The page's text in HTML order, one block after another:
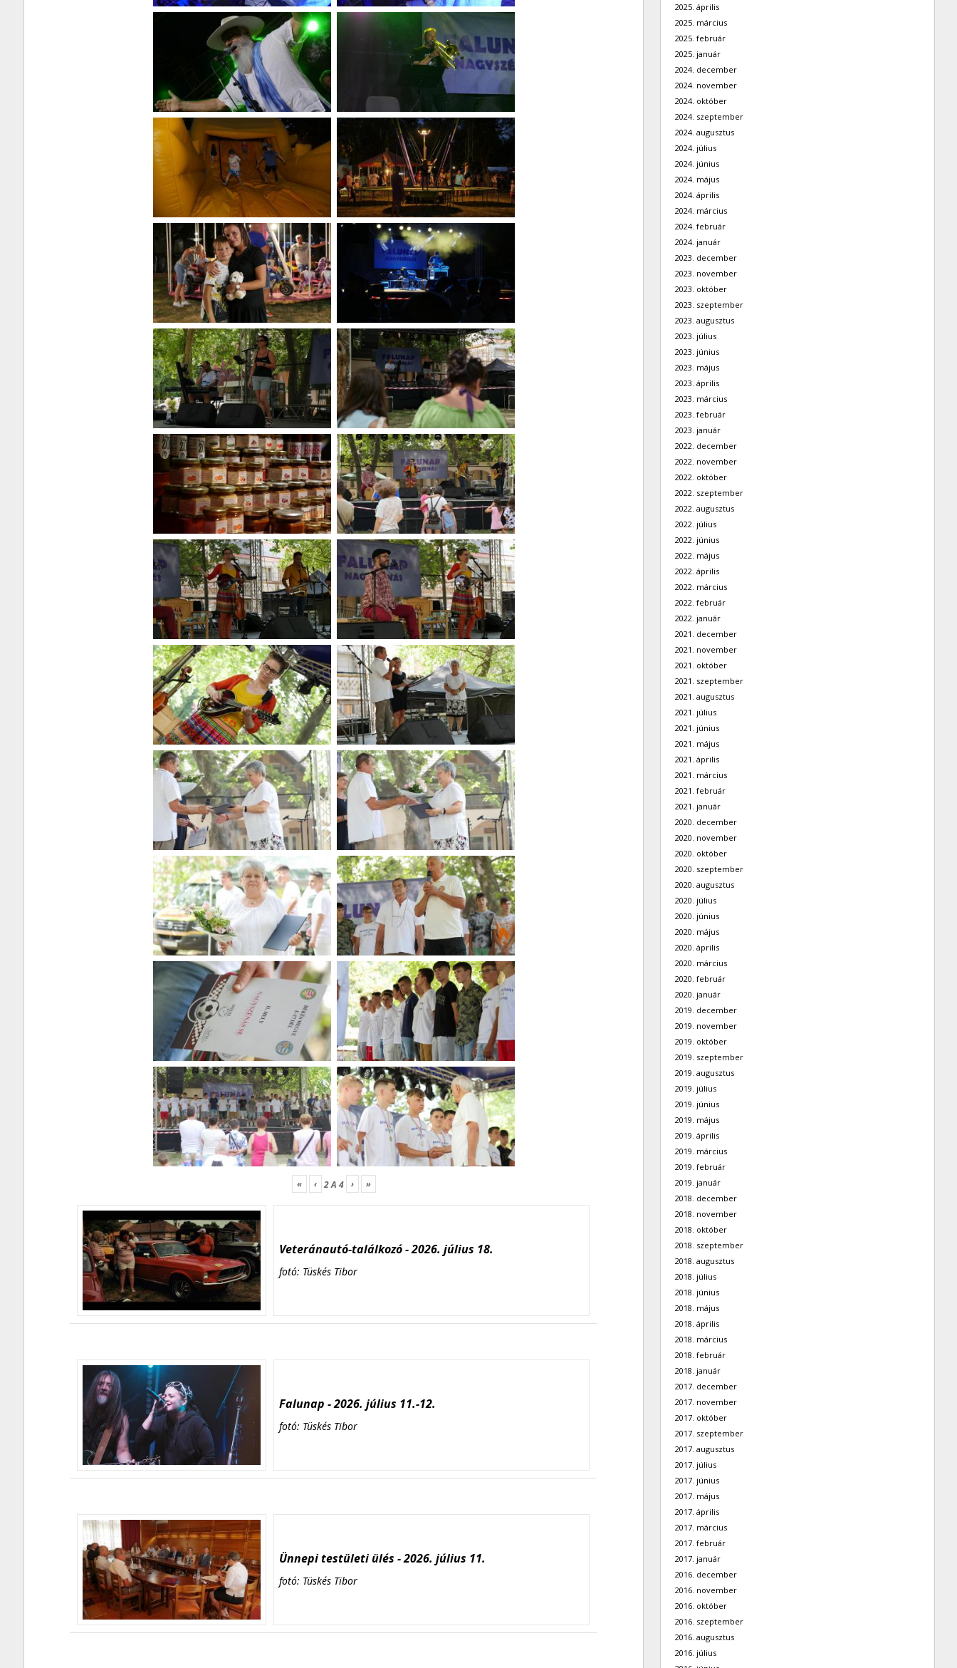
« ‹ 2A 4 › »
Veteránautó-találkozó - 2026. július 18.
fotó: Tüskés Tibor
Falunap - 2026. július 11.-12.
fotó: Tüskés Tibor
Ünnepi testületi ülés - 2026. július 11.
fotó: Tüskés Tibor
2025. április
2025. március
2025. február
2025. január
2024. december
2024. november
2024. október
2024. szeptember
2024. augusztus
2024. július
2024. június
2024. május
2024. április
2024. március
2024. február
2024. január
2023. december
2023. november
2023. október
2023. szeptember
2023. augusztus
2023. július
2023. június
2023. május
2023. április
2023. március
2023. február
2023. január
2022. december
2022. november
2022. október
2022. szeptember
2022. augusztus
2022. július
2022. június
2022. május
2022. április
2022. március
2022. február
2022. január
2021. december
2021. november
2021. október
2021. szeptember
2021. augusztus
2021. július
2021. június
2021. május
2021. április
2021. március
2021. február
2021. január
2020. december
2020. november
2020. október
2020. szeptember
2020. augusztus
2020. július
2020. június
2020. május
2020. április
2020. március
2020. február
2020. január
2019. december
2019. november
2019. október
2019. szeptember
2019. augusztus
2019. július
2019. június
2019. május
2019. április
2019. március
2019. február
2019. január
2018. december
2018. november
2018. október
2018. szeptember
2018. augusztus
2018. július
2018. június
2018. május
2018. április
2018. március
2018. február
2018. január
2017. december
2017. november
2017. október
2017. szeptember
2017. augusztus
2017. július
2017. június
2017. május
2017. április
2017. március
2017. február
2017. január
2016. december
2016. november
2016. október
2016. szeptember
2016. augusztus
2016. július